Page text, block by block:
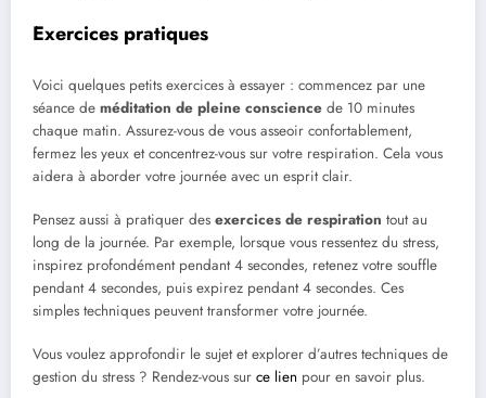
Exercices pratiques
Voici quelques petits exercices à essayer : commencez par une
séance de méditation de pleine conscience de 10 minutes
chaque matin. Assurez-vous de vous asseoir confortablement,
fermez les yeux et concentrez-vous sur votre respiration. Cela vous
aidera à aborder votre journée avec un esprit clair.
Pensez aussi à pratiquer des exercices de respiration tout au
long de la journée. Par exemple, lorsque vous ressentez du stress,
inspirez profondément pendant 4 secondes, retenez votre souffle
pendant 4 secondes, puis expirez pendant 4 secondes. Ces
simples techniques peuvent transformer votre journée.
Vous voulez approfondir le sujet et explorer d’autres techniques de
gestion du stress ? Rendez-vous sur ce lien pour en savoir plus.